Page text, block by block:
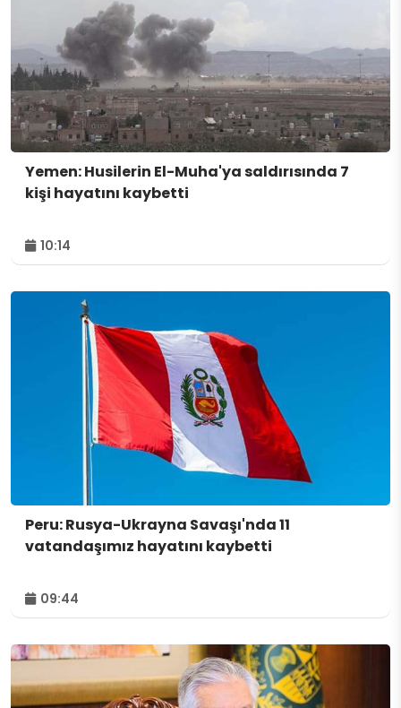
Yemen: Husilerin El-Muha'ya saldırısında 7
kişi hayatını kaybetti
10:14
Peru: Rusya-Ukrayna Savaşı'nda 11
vatandaşımız hayatını kaybetti
09:44